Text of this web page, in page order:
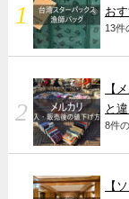
お
13件
【
と
8件
【